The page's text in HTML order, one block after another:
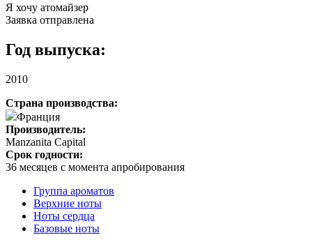
Я хочу атомайзер
Заявка отправлена
Год выпуска:
2010
Страна производства:
Франция
Производитель:
Manzanita Capital
Срок годности:
36 месяцев с момента апробирования
Группа ароматов
Верхние ноты
Ноты сердца
Базовые ноты